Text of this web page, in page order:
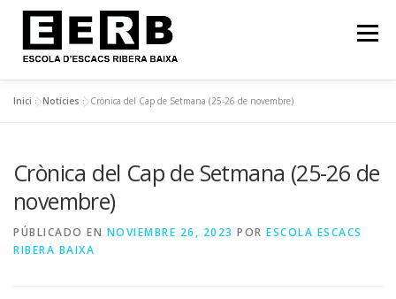
Menú
CURS 2025-2026: HORARI! EERB EN IMATGES
CONTACTE
Inici »Notícies »Crònica del Cap de Setmana (25-26 de novembre)
Crònica del Cap de Setmana (25-26 de
novembre)
PÚBLICADO EN NOVIEMBRE 26, 2023 POR ESCOLA ESCACS
RIBERA BAIXA